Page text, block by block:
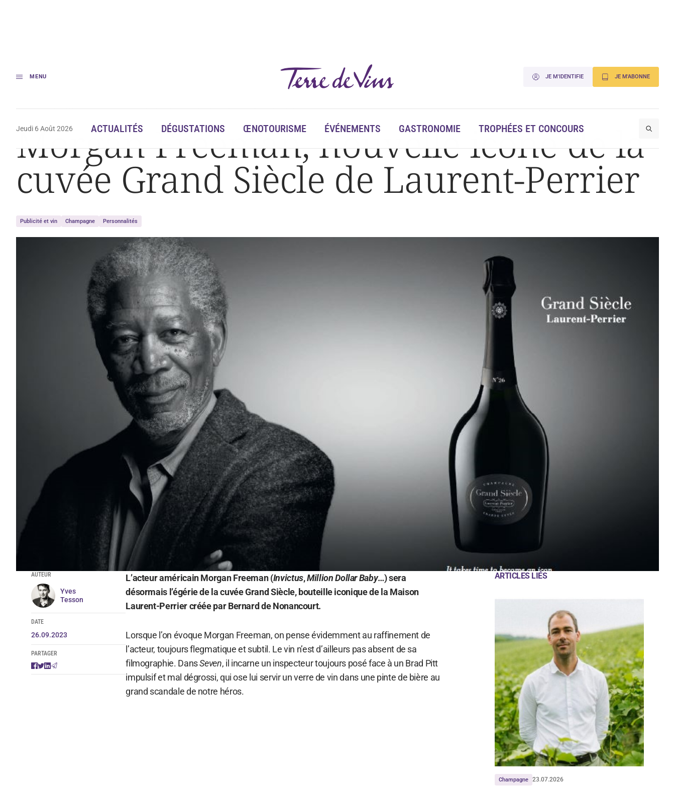
MENU JE M'IDENTIFIE JE M'ABONNE
Jeudi 6 Août 2026 ACTUALITÉS DÉGUSTATIONS ŒNOTOURISME ÉVÉNEMENTS GASTRONOMIE TROPHÉES ET CONCOURS
Accueil Actualités Morgan Freeman, nouvelle icône de la cuvée Grand Siècle de Laurent-Perrier
Morgan Freeman, nouvelle icône de la
cuvée Grand Siècle de Laurent-Perrier
Publicité et vin Champagne Personnalités
AUTEUR
Yves
Tesson
DATE
26.09.2023
PARTAGER
L’acteur américain Morgan Freeman (Invictus,Million Dollar Baby…) sera
désormais l’égérie de la cuvée Grand Siècle, bouteille iconique de la Maison
Laurent-Perrier créée par Bernard de Nonancourt.
Lorsque l’on évoque Morgan Freeman, on pense évidemment au raffinement de
l’acteur, toujours flegmatique et subtil. Le vin n’est d’ailleurs pas absent de sa
filmographie. DansSeven, il incarne un inspecteur toujours posé face à un Brad Pitt
impulsif et mal dégrossi, qui ose lui servir un verre de vin dans une pinte de bière au
grand scandale de notre héros.
ARTICLES LIÉS
Champagne 23.07.2026